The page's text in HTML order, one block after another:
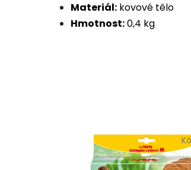
Materiál: kovové tělo
Hmotnost:0,4 kg